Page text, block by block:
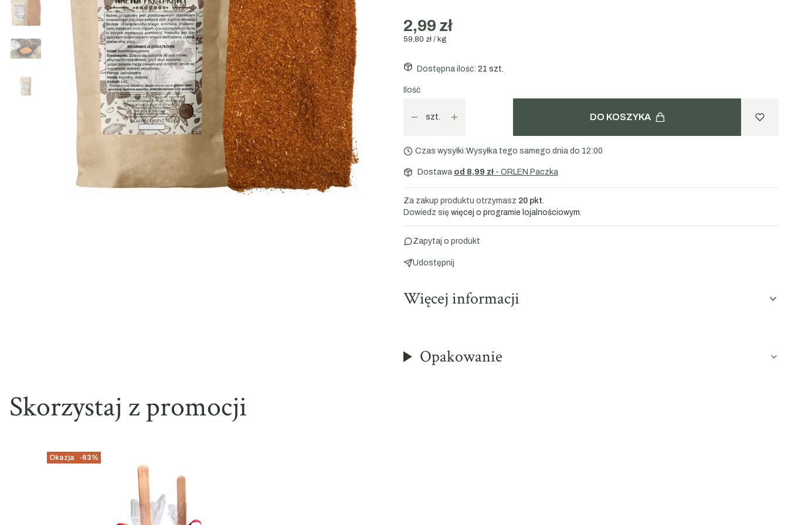
Skład:sól, papryka słodka, kukurydza, imbir, kolendra, kminek, cebula, cukier, czosnek, papryka ostra,
chili, pomidor, barwnik: ekstrakt z papryki.
2,99 zł
59,80 zł / kg
Dostępna ilość: 21 szt.
Ilość
szt. DO KOSZYKA
Czas wysyłki:Wysyłka tego samego dnia do 12:00
Dostawa od 8,99 zł - ORLEN Paczka
Za zakup produktu otrzymasz 20 pkt.
Dowiedz się więcej o programie lojalnościowym.
Zapytaj o produkt
Udostępnij
Więcej informacji
Opakowanie
Skorzystaj z promocji
Okazja -63%